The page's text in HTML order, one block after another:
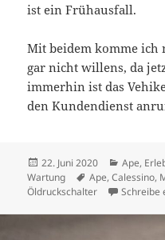
ist ein Frühausfall.
Mit beidem komme
gar nicht willens, da
immerhin ist das
den Kundendienst
Veröffentlicht
am
22. Juni 2020 Ape,
Wartung
Schlagwörter
Ape,Calessino,
Öldruckschalter
Schreibe